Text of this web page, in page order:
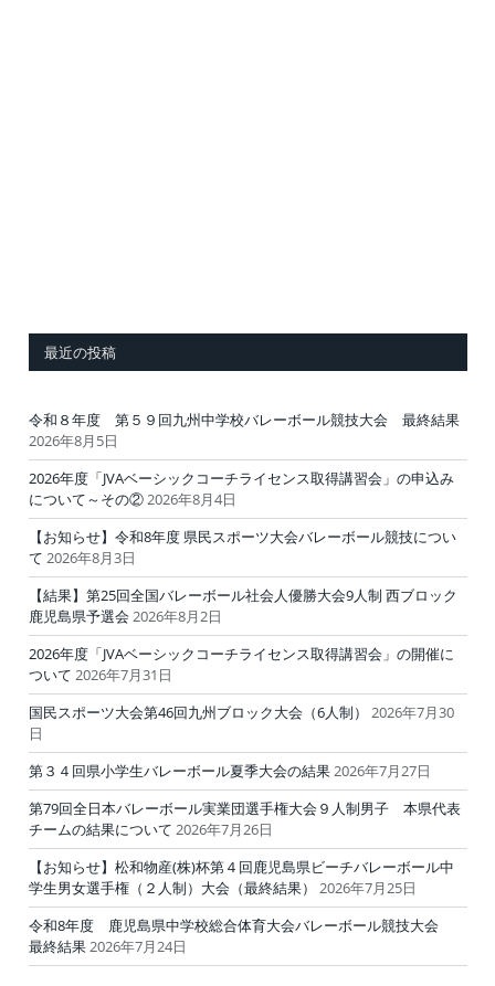
最近の投稿
令和８年度 第５９回九州中学校バレーボール競技大会 最終結果
2026年8月5日
2026年度「JVAベーシックコーチライセンス取得講習会」の申込み
について～その②2026年8月4日
【お知らせ】令和8年度 県民スポーツ大会バレーボール競技につい
て 2026年8月3日
【結果】第25回全国バレーボール社会人優勝大会9人制 西ブロック
鹿児島県予選会 2026年8月2日
2026年度「JVAベーシックコーチライセンス取得講習会」の開催に
ついて 2026年7月31日
国民スポーツ大会第46回九州ブロック大会（6人制）
2026年7月30
日
第３４回県小学生バレーボール夏季大会の結果2026年7月27日
第79回全日本バレーボール実業団選手権大会９人制男子 本県代表
チームの結果について 2026年7月26日
【お知らせ】松和物産(株)杯第４回鹿児島県ビーチバレーボール中
学生男女選手権（２人制）大会（最終結果）
2026年7月25日
令和8年度 鹿児島県中学校総合体育大会バレーボール競技大会
最終結果2026年7月24日